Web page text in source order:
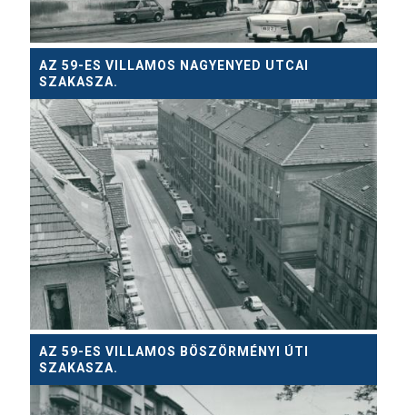
AZ 59-ES VILLAMOS NAGYENYED UTCAI
SZAKASZA.
AZ 59-ES VILLAMOS BÖSZÖRMÉNYI ÚTI
SZAKASZA.